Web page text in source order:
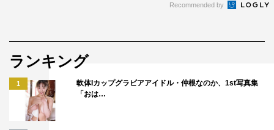
Recommended by
ランキング
1
軟体Iカップグラビアアイドル・仲根なのか、1st写真集
「おは…